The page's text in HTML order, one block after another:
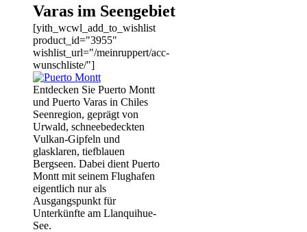
Varas im Seengebiet
[yith_wcwl_add_to_wishlist
product_id="3955"
wishlist_url="/meinruppert/acc-
wunschliste/"]
Entdecken Sie Puerto Montt
und Puerto Varas in Chiles
Seenregion, geprägt von
Urwald, schneebedeckten
Vulkan-Gipfeln und
glasklaren, tiefblauen
Bergseen. Dabei dient Puerto
Montt mit seinem Flughafen
eigentlich nur als
Ausgangspunkt für
Unterkünfte am Llanquihue-
See.